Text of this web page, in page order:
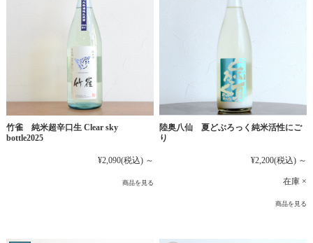
竹雀 純米超辛口生 Clear sky
bottle2025
¥2,090(税込) ～
商品を見る
陸奥八仙 夏どぶろっく純米活性にご
り
¥2,200(税込) ～
在庫 ×
商品を見る